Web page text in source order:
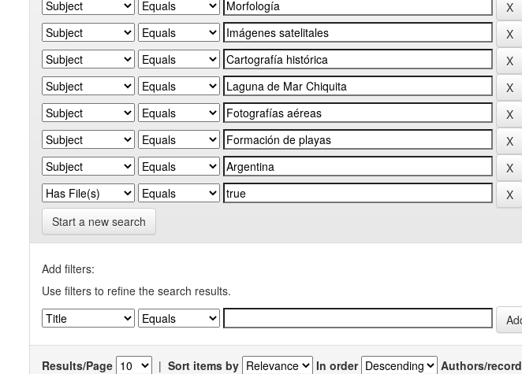
Start a new search
Add filters:
Use filters to refine the search results.
Results/Page | Sort items by In order Authors/record